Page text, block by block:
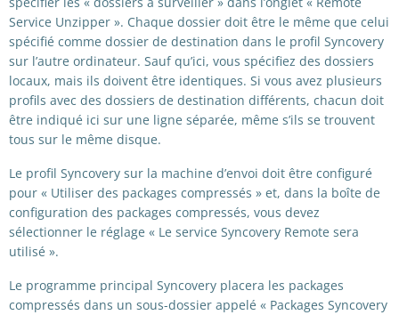
Service Unzipper ». Chaque dossier doit être le même que celui
spécifié comme dossier de destination dans le profil Syncovery
sur l’autre ordinateur. Sauf qu’ici, vous spécifiez des dossiers
locaux, mais ils doivent être identiques. Si vous avez plusieurs
profils avec des dossiers de destination différents, chacun doit
être indiqué ici sur une ligne séparée, même s’ils se trouvent
tous sur le même disque.
Le profil Syncovery sur la machine d’envoi doit être configuré
pour « Utiliser des packages compressés » et, dans la boîte de
configuration des packages compressés, vous devez
sélectionner le réglage « Le service Syncovery Remote sera
utilisé ».
Le programme principal Syncovery placera les packages
compressés dans un sous-dossier appelé « Packages Syncovery